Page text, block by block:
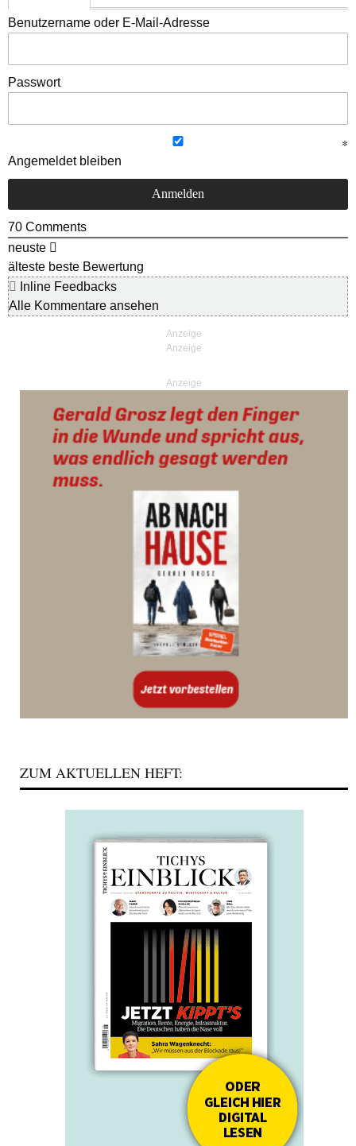
Benutzername oder E-Mail-Adresse
Passwort
Angemeldet bleiben
70 Comments
neuste
älteste beste Bewertung
Inline Feedbacks
Alle Kommentare ansehen
Anzeige
ZUM AKTUELLEN HEFT: